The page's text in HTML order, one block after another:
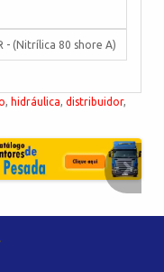
- (Nitrílica 80 shore A)
, hidráulica, distribuidor,